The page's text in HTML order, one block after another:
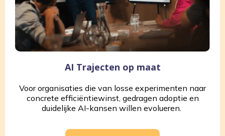
AI Trajecten op maat
Voor organisaties die van losse experimenten naar
concrete efficiëntiewinst, gedragen adoptie en
duidelijke AI-kansen willen evolueren.